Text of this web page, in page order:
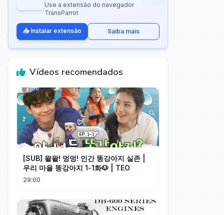
Use a extensão do navegador
TransParrot
📥 Instalar extensão Saiba mais
Vídeos recomendados
[SUB] 왈왈! 멍멍! 인간 똥강아지 실존 |
우리 마을 똥강아지 1-1화🐶 | TEO
29:00